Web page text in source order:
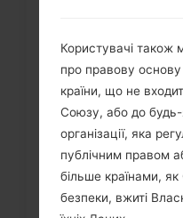
Як скинути до
налаштувань
Користувачі також
про правову
країни, що не
Союзу, або до будь-
організації, яка
публічним правом
більше країнами,
безпеки, вжиті